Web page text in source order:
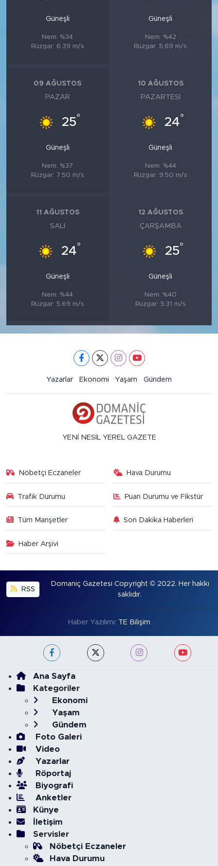
Güneşli
Nem: %34
Rüzgar: 6.39 m/s
Güneşli
Nem: %42
Rüzgar: 5.69 m/s
09 AĞUSTOS
PAZAR
25°
Güneşli
Nem: %37
Rüzgar: 7.50 m/s
10 AĞUSTOS
PAZARTESI
24°
Güneşli
Nem: %44
Rüzgar: 9.50 m/s
11 AĞUSTOS
SALI
24°
Güneşli
Nem: %44
Rüzgar: 5.69 m/s
12 AĞUSTOS
ÇARŞAMBA
25°
Güneşli
Nem: %40
Rüzgar: 5.31 m/s
Yazarlar Ekonomi Yaşam Gündem
YENİ NESİL YEREL GAZETE
Nöbetçi Eczaneler Hava Durumu
Trafik Durumu Puan Durumu ve Fikstür
Tüm Manşetler Son Dakika Haberleri
Haber Arşivi
RSS
Domaniç Gazetesi Copyright © 2022. Her hakkı
saklıdır.
Haber Yazılımı: TE Bilişim
Ana Sayfa
Kategoriler
Ekonomi
Yaşam
Gündem
Foto Galeri
Video
Yazarlar
Röportaj
Biyografi
Anketler
Künye
İletişim
Servisler
Nöbetçi Eczaneler
Hava Durumu